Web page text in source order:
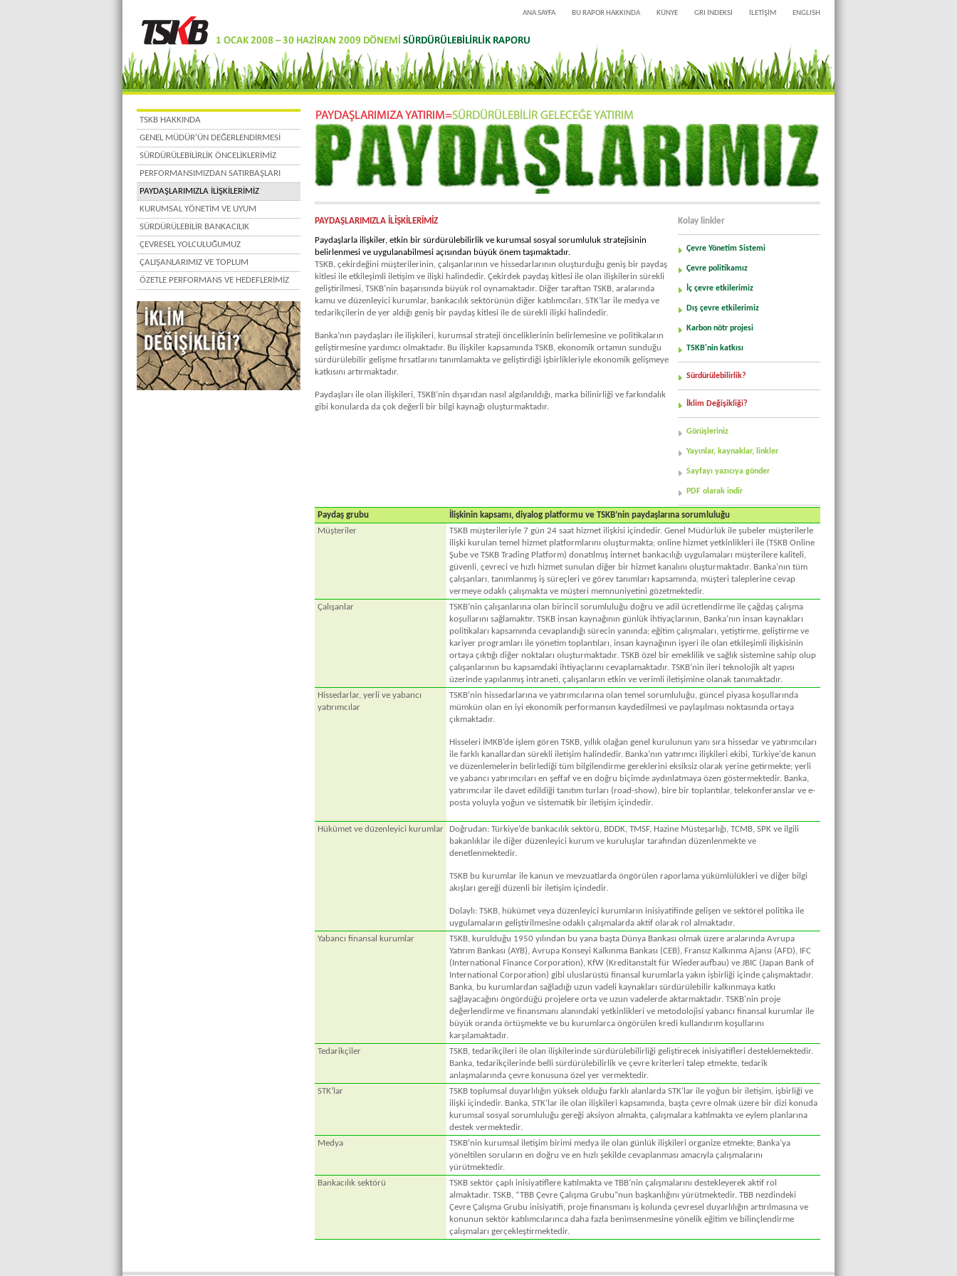
ANA SAYFA BU RAPOR HAKKINDA KÜNYE GRI İNDEKSİ İLETİŞİM ENGLISH
TSKB HAKKINDA
GENEL MÜDÜR'ÜN DEĞERLENDİRMESİ
SÜRDÜRÜLEBİLİRLİK ÖNCELİKLERİMİZ
PERFORMANSIMIZDAN SATIRBAŞLARI
PAYDAŞLARIMIZLA İLİŞKİLERİMİZ
KURUMSAL YÖNETİM VE UYUM
SÜRDÜRÜLEBİLİR BANKACILIK
ÇEVRESEL YOLCULUĞUMUZ
ÇALIŞANLARIMIZ VE TOPLUM
ÖZETLE PERFORMANS VE HEDEFLERİMİZ
Kolay linkler
Çevre Yönetim Sistemi
Çevre politikamız
İç çevre etkilerimiz
Dış çevre etkilerimiz
Karbon nötr projesi
TSKB'nin katkısı
Sürdürülebilirlik?
İklim Değişikliği?
Görüşleriniz
Yayınlar, kaynaklar, linkler
Sayfayı yazıcıya gönder
PDF olarak indir
PAYDAŞLARIMIZLA İLİŞKİLERİMİZ
Paydaşlarla ilişkiler, etkin bir sürdürülebilirlik ve kurumsal sosyal sorumluluk stratejisinin
belirlenmesi ve uygulanabilmesi açısından büyük önem taşımaktadır.
TSKB, çekirdeğini müşterilerinin, çalışanlarının ve hissedarlarının oluşturduğu geniş bir paydaş
kitlesi ile etkileşimli iletişim ve ilişki halindedir. Çekirdek paydaş kitlesi ile olan ilişkilerin sürekli
geliştirilmesi, TSKB’nin başarısında büyük rol oynamaktadır. Diğer taraftan TSKB, aralarında
kamu ve düzenleyici kurumlar, bankacılık sektörünün diğer katılımcıları, STK’lar ile medya ve
tedarikçilerin de yer aldığı geniş bir paydaş kitlesi ile de sürekli ilişki halindedir.
Banka’nın paydaşları ile ilişkileri, kurumsal strateji önceliklerinin belirlemesine ve politikaların
geliştirmesine yardımcı olmaktadır. Bu ilişkiler kapsamında TSKB, ekonomik ortamın sunduğu
sürdürülebilir gelişme fırsatlarını tanımlamakta ve geliştirdiği işbirlikleriyle ekonomik gelişmeye
katkısını artırmaktadır.
Paydaşları ile olan ilişkileri, TSKB’nin dışarıdan nasıl algılanıldığı, marka bilinirliği ve farkındalık
gibi konularda da çok değerli bir bilgi kaynağı oluşturmaktadır.
Paydaş grubu
İlişkinin kapsamı, diyalog platformu ve TSKB’nin paydaşlarına sorumluluğu
Müşteriler
TSKB müşterileriyle 7 gün 24 saat hizmet ilişkisi içindedir. Genel Müdürlük ile şubeler müşterilerle
ilişki kurulan temel hizmet platformlarını oluşturmakta; online hizmet yetkinlikleri ile (TSKB Online
Şube ve TSKB Trading Platform) donatılmış internet bankacılığı uygulamaları müşterilere kaliteli,
güvenli, çevreci ve hızlı hizmet sunulan diğer bir hizmet kanalını oluşturmaktadır. Banka’nın tüm
çalışanları, tanımlanmış iş süreçleri ve görev tanımları kapsamında, müşteri taleplerine cevap
vermeye odaklı çalışmakta ve müşteri memnuniyetini gözetmektedir.
Çalışanlar
TSKB’nin çalışanlarına olan birincil sorumluluğu doğru ve adil ücretlendirme ile çağdaş çalışma
koşullarını sağlamaktır. TSKB insan kaynağının günlük ihtiyaçlarının, Banka’nın insan kaynakları
politikaları kapsamında cevaplandığı sürecin yanında; eğitim çalışmaları, yetiştirme, geliştirme ve
kariyer programları ile yönetim toplantıları, insan kaynağının işyeri ile olan etkileşimli ilişkisinin
ortaya çıktığı diğer noktaları oluşturmaktadır. TSKB özel bir emeklilik ve sağlık sistemine sahip olup
çalışanlarının bu kapsamdaki ihtiyaçlarını cevaplamaktadır. TSKB’nin ileri teknolojik alt yapısı
üzerinde yapılanmış intraneti, çalışanların etkin ve verimli iletişimine olanak tanımaktadır.
Hissedarlar, yerli ve yabancı
yatırımcılar
TSKB’nin hissedarlarına ve yatırımcılarına olan temel sorumluluğu, güncel piyasa koşullarında
mümkün olan en iyi ekonomik performansın kaydedilmesi ve paylaşılması noktasında ortaya
çıkmaktadır.
Hisseleri İMKB’de işlem gören TSKB, yıllık olağan genel kurulunun yanı sıra hissedar ve yatırımcıları
ile farklı kanallardan sürekli iletişim halindedir. Banka’nın yatırımcı ilişkileri ekibi, Türkiye'de kanun
ve düzenlemelerin belirlediği tüm bilgilendirme gereklerini eksiksiz olarak yerine getirmekte; yerli
ve yabancı yatırımcıları en şeffaf ve en doğru biçimde aydınlatmaya özen göstermektedir. Banka,
yatırımcılar ile davet edildiği tanıtım turları (road-show), bire bir toplantılar, telekonferanslar ve e-
posta yoluyla yoğun ve sistematik bir iletişim içindedir.
Hükümet ve düzenleyici kurumlar
Doğrudan: Türkiye’de bankacılık sektörü, BDDK, TMSF, Hazine Müsteşarlığı, TCMB, SPK ve ilgili
bakanlıklar ile diğer düzenleyici kurum ve kuruluşlar tarafından düzenlenmekte ve
denetlenmektedir.
TSKB bu kurumlar ile kanun ve mevzuatlarda öngörülen raporlama yükümlülükleri ve diğer bilgi
akışları gereği düzenli bir iletişim içindedir.
Dolaylı: TSKB, hükümet veya düzenleyici kurumların inisiyatifinde gelişen ve sektörel politika ile
uygulamaların geliştirilmesine odaklı çalışmalarda aktif olarak rol almaktadır.
Yabancı finansal kurumlar
TSKB, kurulduğu 1950 yılından bu yana başta Dünya Bankası olmak üzere aralarında Avrupa
Yatırım Bankası (AYB), Avrupa Konseyi Kalkınma Bankası (CEB), Fransız Kalkınma Ajansı (AFD), IFC
(International Finance Corporation), KfW (Kreditanstalt für Wiederaufbau) ve JBIC (Japan Bank of
International Corporation) gibi uluslarüstü finansal kurumlarla yakın işbirliği içinde çalışmaktadır.
Banka, bu kurumlardan sağladığı uzun vadeli kaynakları sürdürülebilir kalkınmaya katkı
sağlayacağını öngördüğü projelere orta ve uzun vadelerde aktarmaktadır. TSKB'nin proje
değerlendirme ve finansmanı alanındaki yetkinlikleri ve metodolojisi yabancı finansal kurumlar ile
büyük oranda örtüşmekte ve bu kurumlarca öngörülen kredi kullandırım koşullarını
karşılamaktadır.
Tedarikçiler
TSKB, tedarikçileri ile olan ilişkilerinde sürdürülebilirliği geliştirecek inisiyatifleri desteklemektedir.
Banka, tedarikçilerinde belli sürdürülebilirlik ve çevre kriterleri talep etmekte, tedarik
anlaşmalarında çevre konusuna özel yer vermektedir.
STK’lar
TSKB toplumsal duyarlılığın yüksek olduğu farklı alanlarda STK’lar ile yoğun bir iletişim, işbirliği ve
ilişki içindedir. Banka, STK’lar ile olan ilişkileri kapsamında, başta çevre olmak üzere bir dizi konuda
kurumsal sosyal sorumluluğu gereği aksiyon almakta, çalışmalara katılmakta ve eylem planlarına
destek vermektedir.
Medya
TSKB’nin kurumsal iletişim birimi medya ile olan günlük ilişkileri organize etmekte; Banka’ya
yöneltilen soruların en doğru ve en hızlı şekilde cevaplanması amacıyla çalışmalarını
yürütmektedir.
Bankacılık sektörü
TSKB sektör çaplı inisiyatiflere katılmakta ve TBB’nin çalışmalarını destekleyerek aktif rol
almaktadır. TSKB, “TBB Çevre Çalışma Grubu”nun başkanlığını yürütmektedir. TBB nezdindeki
Çevre Çalışma Grubu inisiyatifi, proje finansmanı iş kolunda çevresel duyarlılığın artırılmasına ve
konunun sektör katılımcılarınca daha fazla benimsenmesine yönelik eğitim ve bilinçlendirme
çalışmaları gerçekleştirmektedir.